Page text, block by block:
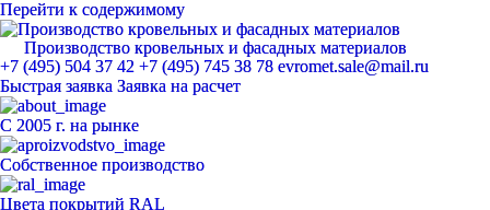
Перейти к содержимому
Производство кровельных и фасадных материалов
ЕвроМет
+7 (495) 504 37 42 +7 (495) 745 38 78 evromet.sale@mail.ru
Быстрая заявка Заявка на расчет
С 2005 г. на рынке
Собственное производство
Цвета покрытий RAL